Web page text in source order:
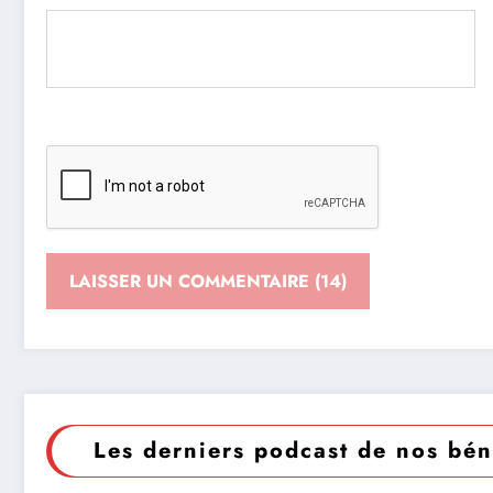
Les derniers podcast de nos